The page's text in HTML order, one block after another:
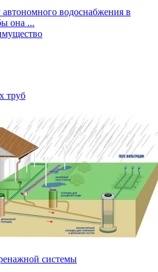
автономного водоснабжения в
она ...
труб
системы